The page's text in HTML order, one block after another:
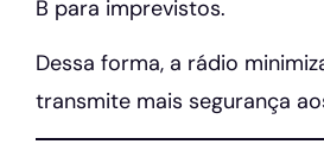
B para imprevistos.
Dessa forma, a rádio
transmite mais segurança